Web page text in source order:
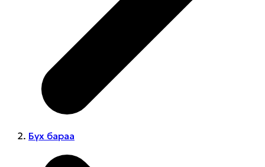
Бүх бараа